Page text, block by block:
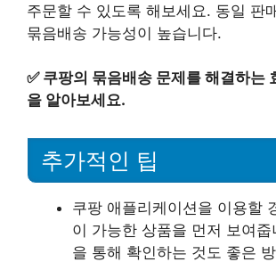
주문할 수 있도록 해보세요. 동일 판
묶음배송 가능성이 높습니다.
✅ 쿠팡의 묶음배송 문제를 해결하는
을 알아보세요.
추가적인 팁
쿠팡 애플리케이션을 이용할
이 가능한 상품을 먼저 보여줍
을 통해 확인하는 것도 좋은